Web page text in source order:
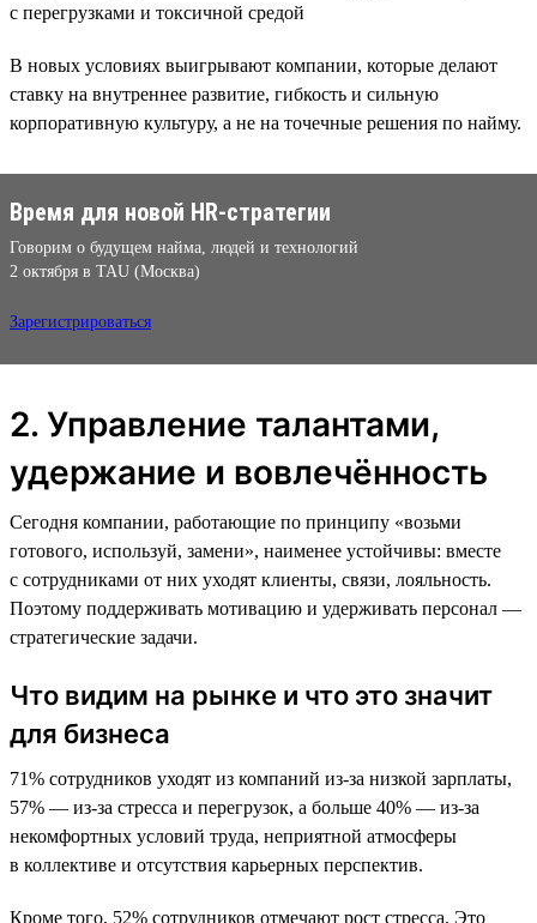
с перегрузками и токсичной средой
В новых условиях выигрывают компании, которые делают
ставку на внутреннее развитие, гибкость и сильную
корпоративную культуру, а не на точечные решения по найму.
Время для новой HR-стратегии
Говорим о будущем найма, людей и технологий
2 октября в TAU (Москва)
Зарегистрироваться
2. Управление талантами,
удержание и вовлечённость
Сегодня компании, работающие по принципу «возьми
готового, используй, замени», наименее устойчивы: вместе
с сотрудниками от них уходят клиенты, связи, лояльность.
Поэтому поддерживать мотивацию и удерживать персонал —
стратегические задачи.
Что видим на рынке и что это значит
для бизнеса
71% сотрудников уходят из компаний из-за низкой зарплаты,
57% — из-за стресса и перегрузок, а больше 40% — из-за
некомфортных условий труда, неприятной атмосферы
в коллективе и отсутствия карьерных перспектив.
Кроме того, 52% сотрудников отмечают рост стресса. Это